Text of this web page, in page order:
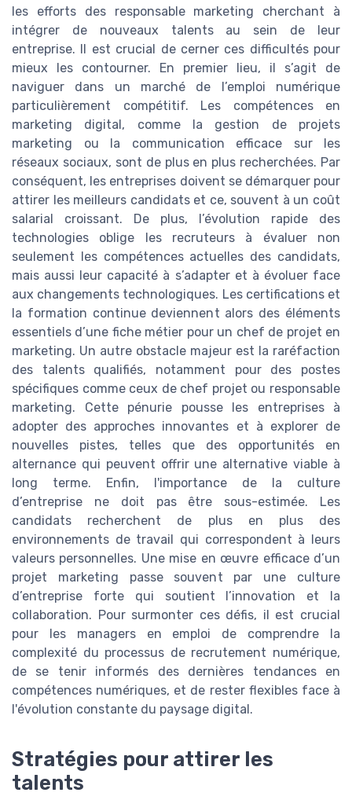
les efforts des responsable marketing cherchant à
intégrer de nouveaux talents au sein de leur
entreprise. Il est crucial de cerner ces difficultés pour
mieux les contourner. En premier lieu, il s’agit de
naviguer dans un marché de l’emploi numérique
particulièrement compétitif. Les compétences en
marketing digital, comme la gestion de projets
marketing ou la communication efficace sur les
réseaux sociaux, sont de plus en plus recherchées. Par
conséquent, les entreprises doivent se démarquer pour
attirer les meilleurs candidats et ce, souvent à un coût
salarial croissant. De plus, l’évolution rapide des
technologies oblige les recruteurs à évaluer non
seulement les compétences actuelles des candidats,
mais aussi leur capacité à s’adapter et à évoluer face
aux changements technologiques. Les certifications et
la formation continue deviennent alors des éléments
essentiels d’une fiche métier pour un chef de projet en
marketing. Un autre obstacle majeur est la raréfaction
des talents qualifiés, notamment pour des postes
spécifiques comme ceux de chef projet ou responsable
marketing. Cette pénurie pousse les entreprises à
adopter des approches innovantes et à explorer de
nouvelles pistes, telles que des opportunités en
alternance qui peuvent offrir une alternative viable à
long terme. Enfin, l'importance de la culture
d’entreprise ne doit pas être sous-estimée. Les
candidats recherchent de plus en plus des
environnements de travail qui correspondent à leurs
valeurs personnelles. Une mise en œuvre efficace d’un
projet marketing passe souvent par une culture
d’entreprise forte qui soutient l’innovation et la
collaboration. Pour surmonter ces défis, il est crucial
pour les managers en emploi de comprendre la
complexité du processus de recrutement numérique,
de se tenir informés des dernières tendances en
compétences numériques, et de rester flexibles face à
l'évolution constante du paysage digital.
Stratégies pour attirer les
talents